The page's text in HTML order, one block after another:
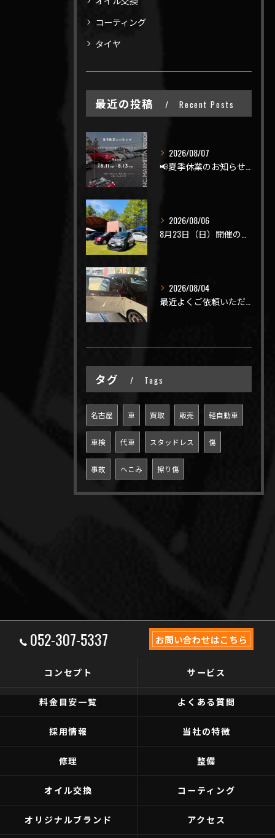
コーティング
タイヤ
最近の投稿 Recent Posts
2026/08/07
2026/08/06
2026/08/04
タグ Tags
名古屋 車 買取 販売 軽自動車
車検 代車 スタッドレス 傷
事故 へこみ 擦り傷
052-307-5337 お問い合わせはこちら
コンセプト サービス
料金目安一覧 よくある質問
採用情報 当社の特徴
修理 整備
オイル交換 コーティング
オリジナルブランド アクセス